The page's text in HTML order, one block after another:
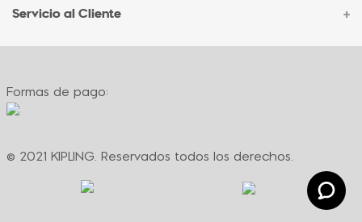
Sucursales
Contacto Corporativo
Formas de pago
Servicio al Cliente +
Contacto
Políticas de cambio
Términos y condiciones de promociones
Política de privacidad
Formas de pago:
© 2021 KIPLING. Reservados todos los derechos.